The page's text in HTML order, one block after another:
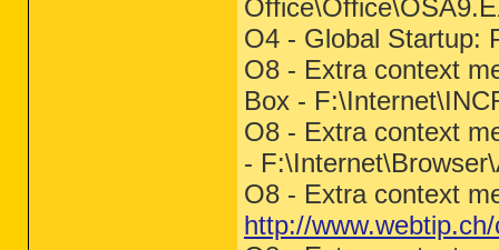
O4 - Global Startup:
O8 - Extra context
Box -
O8 - Extra context
-
O8 - Extra context
http://